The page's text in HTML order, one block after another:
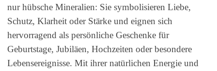
nur hübsche Mineralien: Sie symbolisieren Liebe,
Schutz, Klarheit oder Stärke und eignen sich
hervorragend als persönliche Geschenke für
Geburtstage, Jubiläen, Hochzeiten oder besondere
Lebensereignisse. Mit ihrer natürlichen Energie und